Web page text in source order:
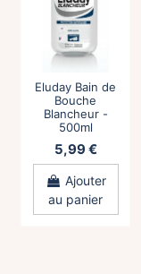
Eluday Bain de
Bouche
Blancheur -
500ml
5,99 €
Ajouter
au panier